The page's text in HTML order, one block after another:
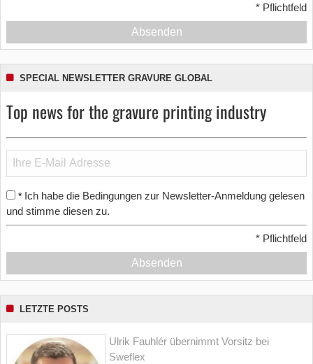
* Pflichtfeld
Absenden
SPECIAL NEWSLETTER GRAVURE GLOBAL
Top news for the gravure printing industry
* Ich habe die Bedingungen zur Newsletter-Anmeldung gelesen
und stimme diesen zu.
* Pflichtfeld
Absenden
LETZTE POSTS
Ulrik Fauhlér übernimmt Vorsitz bei
Sweflex